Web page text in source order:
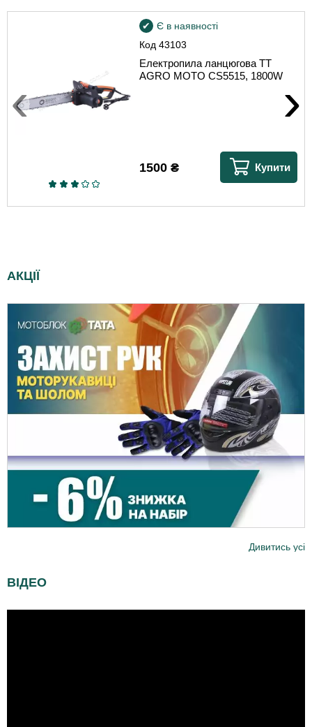
Код43103
Є в наявності
Електропила ланцюгова TT
AGRO MOTO CS5515, 1800W
1500 ₴ Купити
‹ ›
АКЦІЇ
Дивитись усі
ВІДЕО